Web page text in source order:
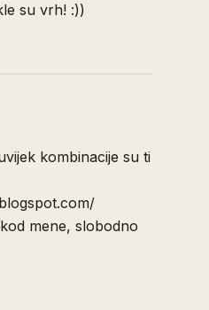
su vrh! :))
kombinacije su ti
mene, slobodno